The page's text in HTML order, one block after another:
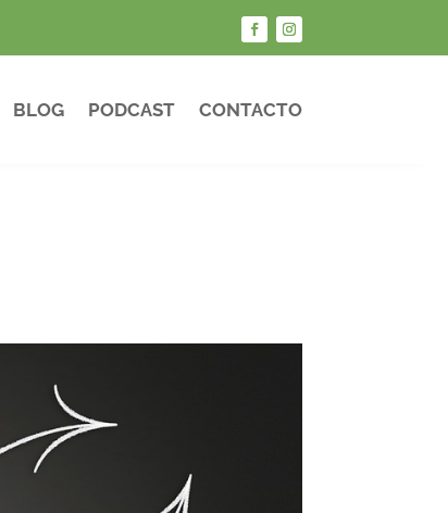
BLOG PODCAST CONTACTO